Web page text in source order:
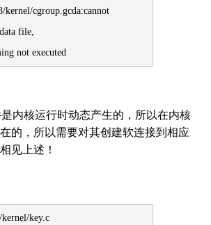
kernel/cgroup.gcda:cannot
file,
not executed
是内核运行时动态产生的，所以在内核
的，所以需要对其创建软连接到相应
见上述！
key.c